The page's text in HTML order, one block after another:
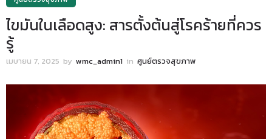
ไขมันในเลือดสูง: สารตั้งต้นสู่โรคร้ายที่ควร
รู้
เมษายน 7, 2025 by wmc_admin1 in ศูนย์ตรวจสุขภาพ